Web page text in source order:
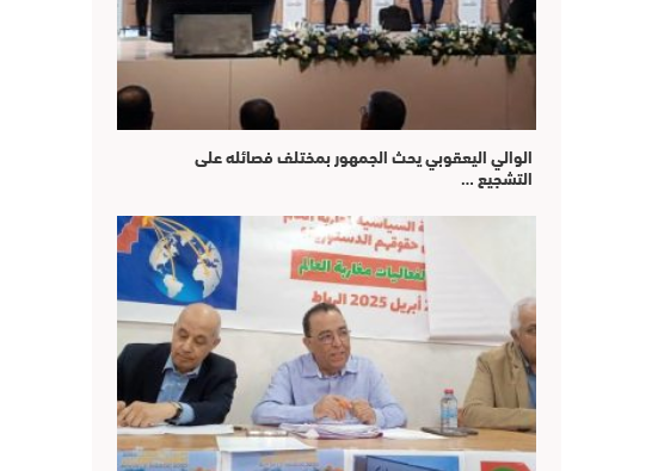
الوالي اليعقوبي يحث الجمهور بمختلف فصائله على
التشجيع …